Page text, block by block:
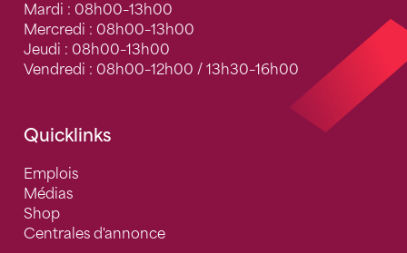
Mardi : 08h00–13h00
Mercredi : 08h00–13h00
Jeudi : 08h00–13h00
Vendredi : 08h00–12h00 / 13h30–16h00
Quicklinks
Emplois
Médias
Shop
Centrales d'annonce